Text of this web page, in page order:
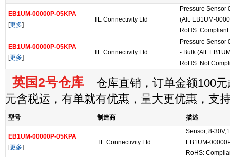
EB1UM-00000P-05KPA
[更多]
TE Connectivity Ltd
Pressure Sensor
(Alt: EB1UM-
RoHS: Compliant
EB1UM-00000P-05KPA
[更多]
TE Connectivity Ltd
Pressure Sensor
- Bulk (Alt:
RoHS: Not
英国2号仓库 仓库直销，订单金额100元
元含税运，有单就有优惠，量大更优惠，支
型号 制造商 描述
EB1UM-00000P-05KPA
[更多]
TE Connectivity Ltd
Sensor, 8-
EB1UM-
RoHS: